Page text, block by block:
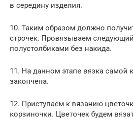
в середину изделия.
10. Таким образом должно
строчек. Провязываем
полустолбиками без накида.
11. На данном этапе вязка самой
закончена.
12. Приступаем к вязанию
корзиночки. Цветочек будем